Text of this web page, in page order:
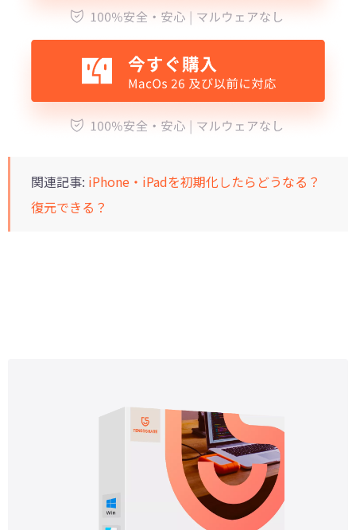
関連記事: iPhone・iPadを初期化したらどうなる？
復元できる？